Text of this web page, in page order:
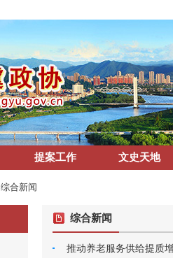
提案工作 文史天地
综合新闻
综合新闻
推动养老服务供给提质